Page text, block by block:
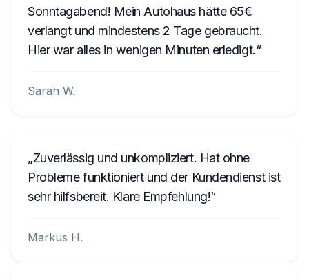
Sonntagabend! Mein Autohaus hätte 65€
verlangt und mindestens 2 Tage gebraucht.
Hier war alles in wenigen Minuten erledigt.
Sarah W.
Zuverlässig und unkompliziert. Hat ohne
Probleme funktioniert und der Kundendienst ist
sehr hilfsbereit. Klare Empfehlung!
Markus H.